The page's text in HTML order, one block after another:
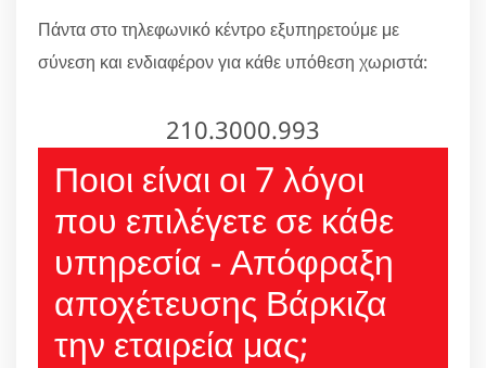
Πάντα στο τηλεφωνικό κέντρο εξυπηρετούμε με
σύνεση και ενδιαφέρον για κάθε υπόθεση χωριστά:
210.3000.993
Ποιοι είναι οι 7 λόγοι
που επιλέγετε σε κάθε
υπηρεσία - Απόφραξη
αποχέτευσης Βάρκιζα
την εταιρεία μας;